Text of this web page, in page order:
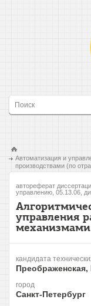
Автоматизация и
производствами (по
автореферат
управлению, 05.13.06,
управления
кандидата
город
Санкт-Петербург